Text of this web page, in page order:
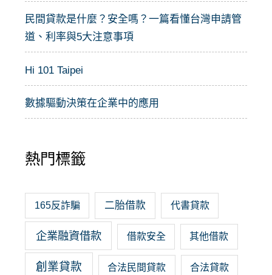
民間貸款是什麼？安全嗎？一篇看懂台灣申請管
道、利率與5大注意事項
Hi 101 Taipei
數據驅動決策在企業中的應用
熱門標籤
165反詐騙 二胎借款 代書貸款
企業融資借款 借款安全 其他借款
創業貸款 合法民間貸款 合法貸款